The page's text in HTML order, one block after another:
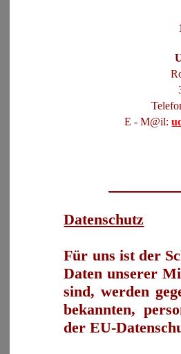
E - M@il:
Datenschutz
Für uns ist der
Daten unserer
sind, werden
bekannten,
der EU-